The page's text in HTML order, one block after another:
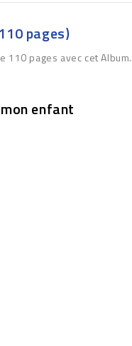
pages)
110 pages avec cet Album.
enfant